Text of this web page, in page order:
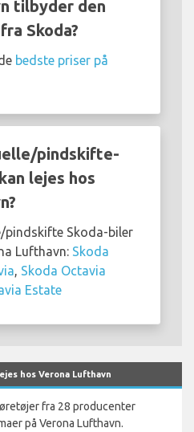
tilbyder den
Skoda?
bedste priser på
pindskifte-
lejes hos
pindskifte Skoda-biler
Lufthavn: Skoda
, Skoda Octavia
Estate
hos Verona Lufthavn
fra 28 producenter
på Verona Lufthavn.